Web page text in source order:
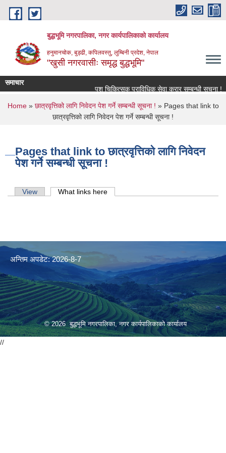
Skip to main content
बुद्धभूमि नगरपालिका, नगर कार्यपालिकाको कार्यालय
हनुमानचोक, बुड्ढी, कपिलवस्तु, लुम्बिनी प्रदेश, नेपाल
"खुसी नगरवासीः समृद्ध बुद्धभूमि"
समाचार
पशु चिकित्सक प्राविधिक सेवा करार सम्बन्धी सूचना !
You are here
Home» छात्रवृत्तिको लागि निवेदन पेश गर्ने सम्बन्धी सूचना ! » Pages that link to
छात्रवृत्तिको लागि निवेदन पेश गर्ने सम्बन्धी सूचना !
Pages that link to छात्रवृत्तिको लागि निवेदन
पेश गर्ने सम्बन्धी सूचना !
Primary tabs
View What links here
अन्तिम अपडेट: 2026-8-7
© 2026 बुद्धभूमि नगरपालिका, नगर कार्यपालिकाको कार्यालय
//